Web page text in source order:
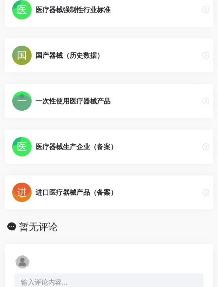
医疗器械强制性行业标准
国产器械（历史数据）
一次性使用医疗器械产品
医疗器械生产企业（备案）
进口医疗器械产品（备案）
暂无评论